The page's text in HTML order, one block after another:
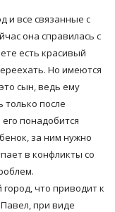
и все связанные с
она справилась с
есть красивый
Но имеются
сын, ведь ему
после
понадобится
за ним нужно
в конфликты со
что приводит к
при виде